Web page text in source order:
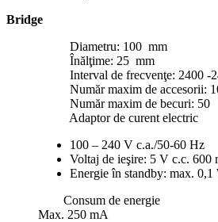
Bridge
Diametru: 100 mm
Înălţime: 25 mm
Interval de frecvenţe: 2400 -
Număr maxim de accesorii:
Număr maxim de becuri: 50
Adaptor de curent electric
100 – 240 V c.a./50-60 Hz
Voltaj de ieşire: 5 V c.c. 600
Energie în standby: max. 0,1
Consum de energie
Max. 250 mA